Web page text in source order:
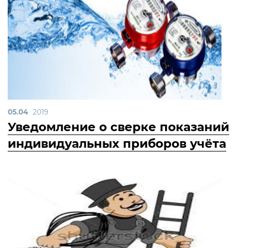
05.04 2019
Уведомление о сверке показаний
индивидуальных приборов учёта